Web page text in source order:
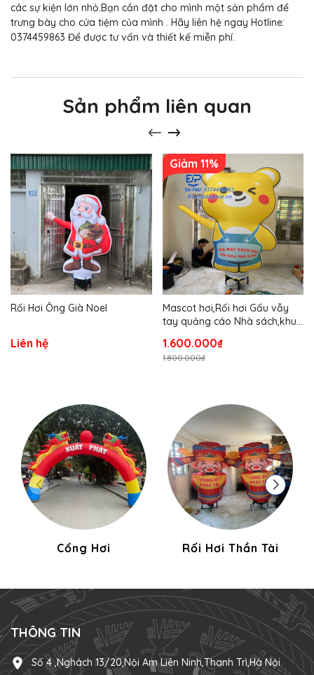
các sự kiện lớn nhỏ.Bạn cần đặt cho mình một sản phẩm để
trưng bày cho cửa tiệm của mình . Hãy liên hệ ngay Hotline:
0374459863 Để được tư vấn và thiết kế miễn phí.
Sản phẩm liên quan
Rối Hơi Ông Già Noel
Liên hệ
Giảm 11%
Mascot hơi,Rối hơi Gấu vẫy
tay quảng cáo Nhà sách,khu
1.600.000₫
1.800.000₫
Cổng Hơi Rối Hơi Thần Tài
THÔNG TIN
Số 4 ,Nghách 13/20,Nội Am Liên Ninh,Thanh Trì,Hà Nội